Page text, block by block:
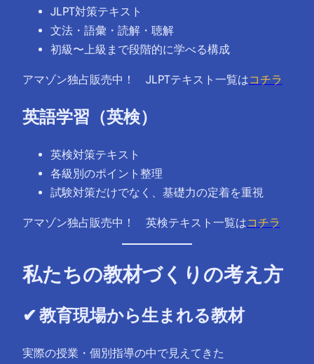
JLPT対策テキスト
文法・語彙・読解・聴解
初級〜上級まで段階的に学べる構成
アマゾン独占販売中！ JLPTテキスト一覧はコチラ
英語学習（英検）
英検対策テキスト
各級別のポイント整理
試験対策だけでなく、基礎力の定着を重視
アマゾン独占販売中！ 英検テキスト一覧はコチラ
私たちの教材づくりの考え方
✔ 教育現場から生まれる教材
実際の授業・個別指導の中で見えてきた